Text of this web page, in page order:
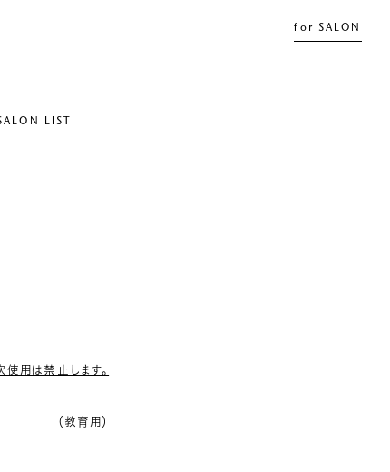
LIST
for SALON
用は禁止します。
（教育用）